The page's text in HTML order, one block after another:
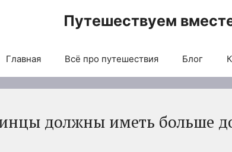
Путешествуем
Главная Всё про путешествия Блог
должны иметь больше